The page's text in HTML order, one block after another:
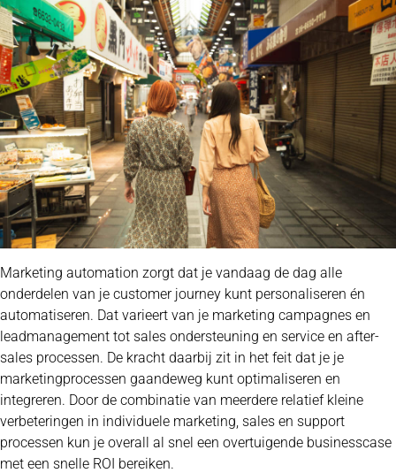
Marketing automation zorgt dat je vandaag de dag alle
onderdelen van je customer journey kunt personaliseren én
automatiseren. Dat varieert van je marketing campagnes en
leadmanagement tot sales ondersteuning en service en after-
sales processen. De kracht daarbij zit in het feit dat je je
marketingprocessen gaandeweg kunt optimaliseren en
integreren. Door de combinatie van meerdere relatief kleine
verbeteringen in individuele marketing, sales en support
processen kun je overall al snel een overtuigende businesscase
met een snelle ROI bereiken.